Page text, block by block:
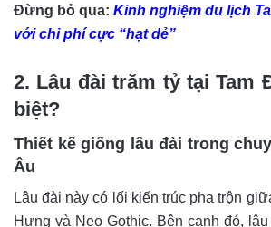
Đừng bỏ qua: Kinh nghiệm du lịch
với chi phí cực “hạt dẻ”
2. Lâu đài trăm tỷ tại Tam
biệt?
Thiết kế giống lâu đài trong
Âu
Lâu đài này có lối kiến trúc pha trộn
Hưng và Neo Gothic. Bên cạnh đó,